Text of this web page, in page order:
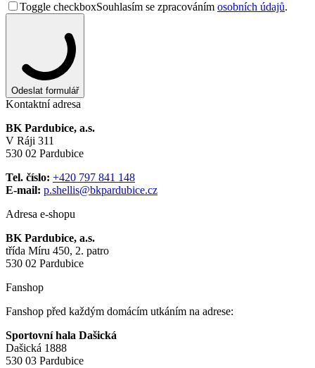
Toggle checkboxSouhlasím se zpracováním osobních údajů.
Odeslat formulář
Kontaktní adresa
BK Pardubice, a.s.
V Ráji 311
530 02 Pardubice
Tel. číslo: +420 797 841 148
E-mail: p.shellis@bkpardubice.cz
Adresa e-shopu
BK Pardubice, a.s.
třída Míru 450, 2. patro
530 02 Pardubice
Fanshop
Fanshop před každým domácím utkáním na adrese:
Sportovní hala Dašická
Dašická 1888
530 03 Pardubice